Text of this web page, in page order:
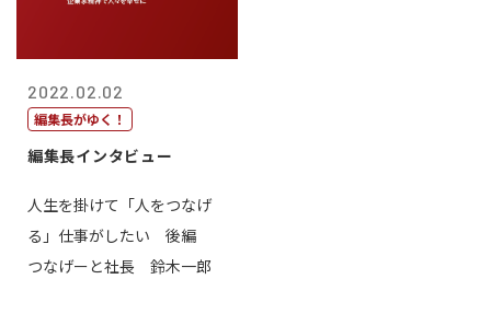
2022.02.02
編集長がゆく！
編集長インタビュー
人生を掛けて「人をつなげ
る」仕事がしたい 後編
つなげーと社長 鈴木一郎